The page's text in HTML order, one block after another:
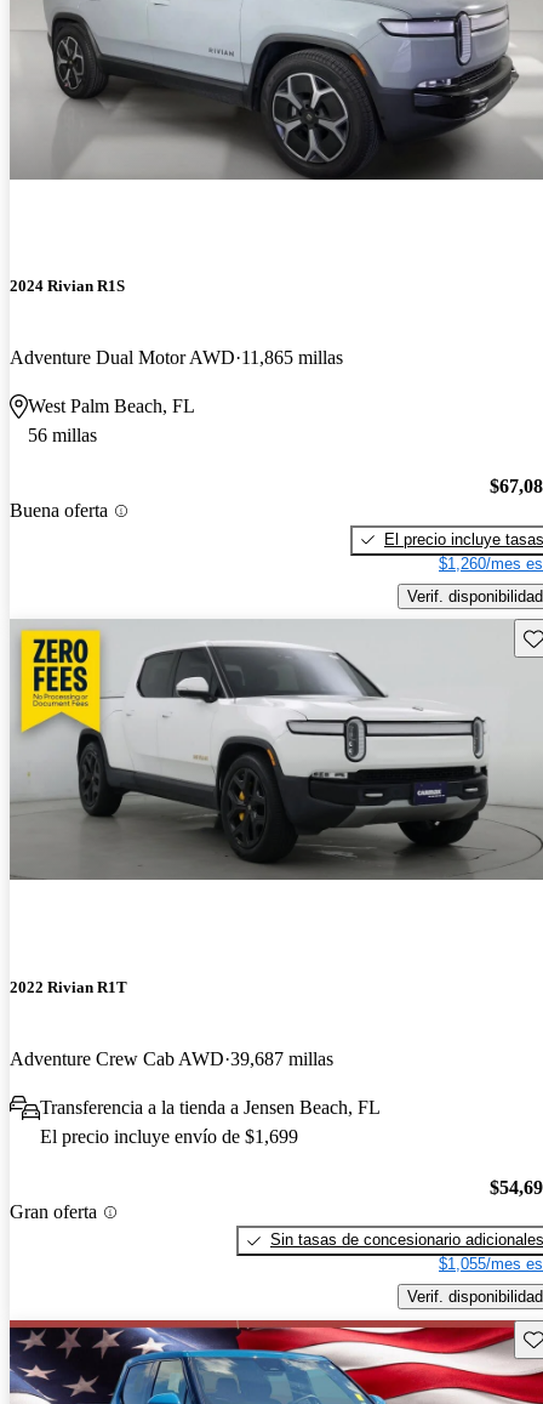
2024 Rivian R1S
Adventure Dual Motor AWD 11,865 millas
West Palm Beach, FL
56 millas
Buena oferta
El precio incluye tasas
$1,260/mes
Verif. disponibilidad
2022 Rivian R1T
Adventure Crew Cab AWD 39,687 millas
Transferencia a la tienda a Jensen Beach, FL
El precio incluye envío de $1,699
Gran oferta
Sin tasas de concesionario adicionales
$1,055/mes
Verif. disponibilidad